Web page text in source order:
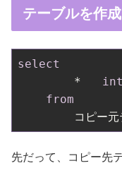
テーブルを作
select
        *
from
先だって、コピー先